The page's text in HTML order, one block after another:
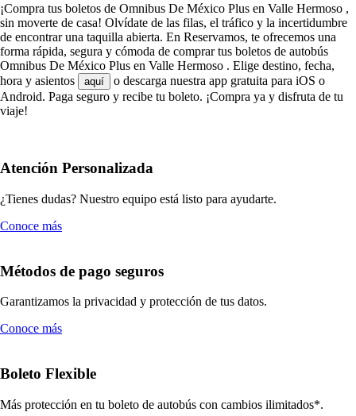
¡Compra tus boletos de Omnibus De México Plus en Valle Hermoso ,
sin moverte de casa! Olvídate de las filas, el tráfico y la incertidumbre
de encontrar una taquilla abierta. En Reservamos, te ofrecemos una
forma rápida, segura y cómoda de comprar tus boletos de autobús
Omnibus De México Plus en Valle Hermoso . Elige destino, fecha,
hora y asientos
aquí
o descarga nuestra app gratuita para iOS o
Android. Paga seguro y recibe tu boleto. ¡Compra ya y disfruta de tu
viaje!
Atención Personalizada
¿Tienes dudas? Nuestro equipo está listo para ayudarte.
Conoce más
Métodos de pago seguros
Garantizamos la privacidad y protección de tus datos.
Conoce más
Boleto Flexible
Más protección en tu boleto de autobús con cambios ilimitados*.